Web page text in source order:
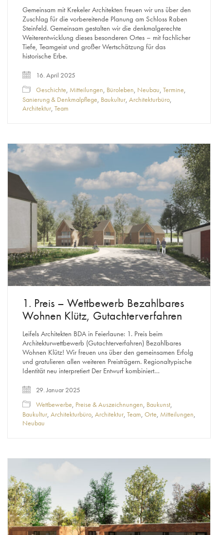
Gemeinsam mit Krekeler Architekten freuen wir uns über den
Zuschlag für die vorbereitende Planung am Schloss Raben
Steinfeld. Gemeinsam gestalten wir die denkmalgerechte
Weiterentwicklung dieses besonderen Ortes – mit fachlicher
Tiefe, Teamgeist und großer Wertschätzung für das
historische Erbe.
16. April 2025
Geschichte, Mitteilungen, Büroleben, Neubau, Termine,
Sanierung & Denkmalpflege, Baukultur, Architekturbüro,
Architektur, Team
1. Preis – Wettbewerb Bezahlbares
Wohnen Klütz, Gutachterverfahren
Leifels Architekten BDA in Feierlaune: 1. Preis beim
Architekturwettbewerb (Gutachterverfahren) Bezahlbares
Wohnen Klütz! Wir freuen uns über den gemeinsamen Erfolg
und gratulieren allen weiteren Preisträgern. Regionaltypische
Identität neu interpretiert Der Entwurf kombiniert…
29. Januar 2025
Wettbewerbe, Preise & Auszeichnungen, Baukunst,
Baukultur, Architekturbüro, Architektur, Team, Orte, Mitteilungen,
Neubau